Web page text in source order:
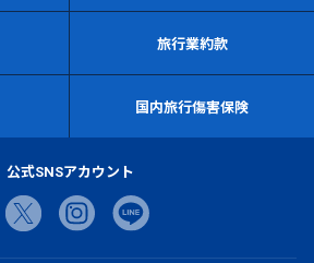
旅行業約款
国内旅行傷害保険
公式SNSアカウント